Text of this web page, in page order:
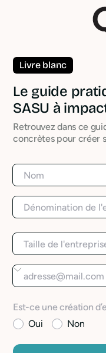
Livre blanc
Le guide
SASU à
Retrouvez dans ce
concrètes pour créer
Est-ce une création
Oui
Non